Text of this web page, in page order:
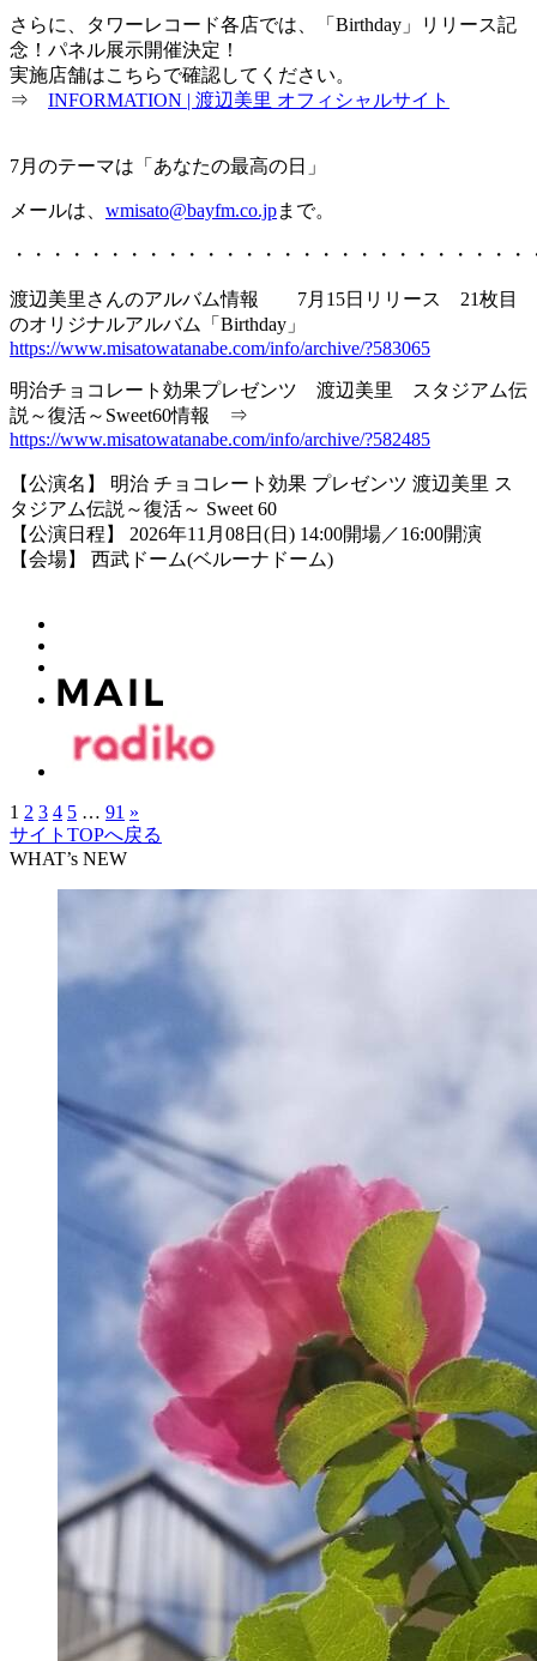
さらに、タワーレコード各店では、「Birthday」リリース記
念！パネル展示開催決定！
実施店舗はこちらで確認してください。
⇒ INFORMATION | 渡辺美里 オフィシャルサイト
7月のテーマは「あなたの最高の日」
メールは、 wmisato@bayfm.co.jpまで。
・・・・・・・・・・・・・・・・・・・・・・・・・・・
渡辺美里さんのアルバム情報 7月15日リリース 21枚目
のオリジナルアルバム「Birthday」
https://www.misatowatanabe.com/info/archive/?583065
明治チョコレート効果プレゼンツ 渡辺美里 スタジアム伝
説～復活～Sweet60情報 ⇒
https://www.misatowatanabe.com/info/archive/?582485
【公演名】 明治 チョコレート効果 プレゼンツ 渡辺美里 ス
タジアム伝説～復活～ Sweet 60
【公演日程】 2026年11月08日(日) 14:00開場／16:00開演
【会場】 西武ドーム(ベルーナドーム)
1 2 3 4 5 … 91 »
サイトTOPへ戻る
WHAT’s NEW